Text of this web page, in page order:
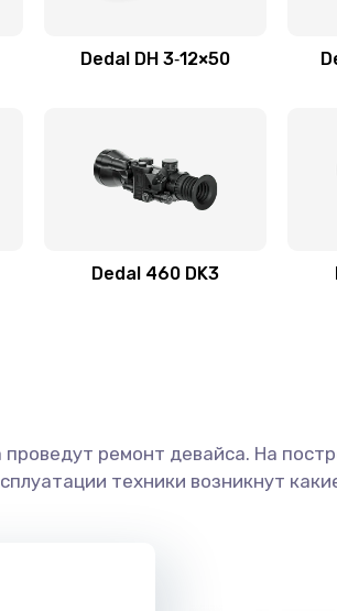
Dedal DH 3‑12×50
Dedal 460 DK3
ремонт девайса. На
техники возникнут